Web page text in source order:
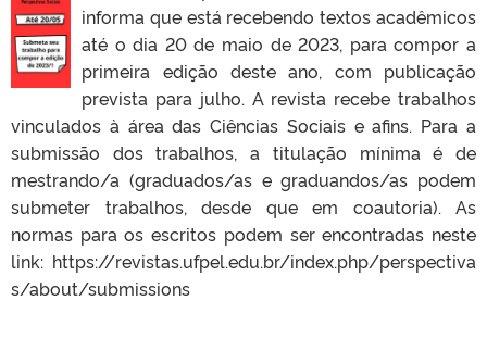
informa que está recebendo textos acadêmicos
até o dia 20 de maio de 2023, para compor a
primeira edição deste ano, com publicação
prevista para julho. A revista recebe trabalhos
vinculados à área das Ciências Sociais e afins. Para a
submissão dos trabalhos, a titulação mínima é de
mestrando/a (graduados/as e graduandos/as podem
submeter trabalhos, desde que em coautoria). As
normas para os escritos podem ser encontradas neste
link: https://revistas.ufpel.edu.br/index.php/perspectiva
s/about/submissions